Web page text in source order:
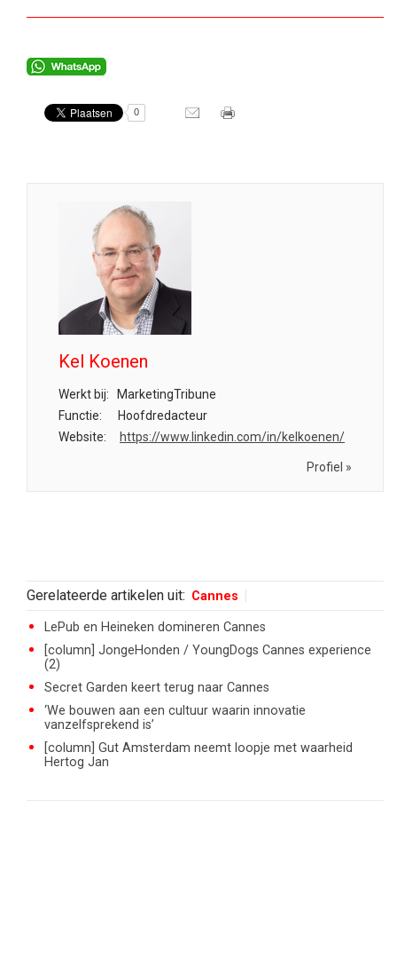
0
Kel Koenen
Werkt bij:
MarketingTribune
Functie:
Hoofdredacteur
Website:
https://www.linkedin.com/in/kelkoenen/
Profiel »
Gerelateerde artikelen uit: Cannes
LePub en Heineken domineren Cannes
[column] JongeHonden / YoungDogs Cannes experience
(2)
Secret Garden keert terug naar Cannes
‘We bouwen aan een cultuur waarin innovatie
vanzelfsprekend is’
[column] Gut Amsterdam neemt loopje met waarheid
Hertog Jan